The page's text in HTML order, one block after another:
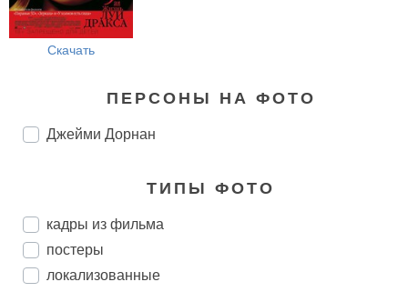
Скачать
ПЕРСОНЫ НА ФОТО
Джейми Дорнан
ТИПЫ ФОТО
кадры из фильма
постеры
локализованные